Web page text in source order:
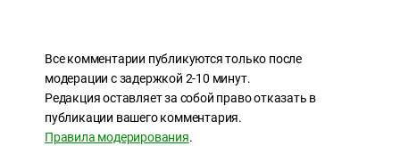
Все комментарии публикуются только после
модерации с задержкой 2-10 минут.
Редакция оставляет за собой право отказать в
публикации вашего комментария.
Правила модерирования.